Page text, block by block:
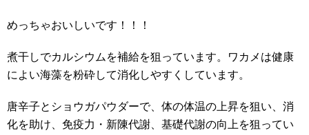
めっちゃおいしいです！！！
煮干しでカルシウムを補給を狙っています。ワカメは健康
によい海藻を粉砕して消化しやすくしています。
唐辛子とショウガパウダーで、体の体温の上昇を狙い、消
化を助け、免疫力・新陳代謝、基礎代謝の向上を狙ってい